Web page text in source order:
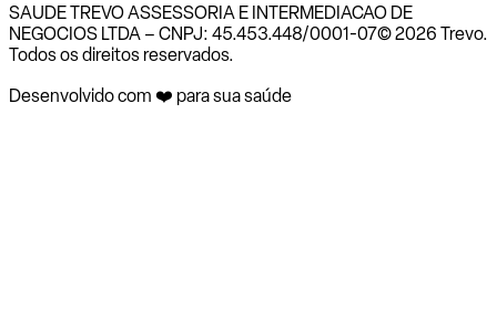
SAUDE TREVO ASSESSORIA E INTERMEDIACAO DE
NEGOCIOS LTDA – CNPJ: 45.453.448/0001-07© 2026 Trevo.
Todos os direitos reservados.
Desenvolvido com ❤️ para sua saúde